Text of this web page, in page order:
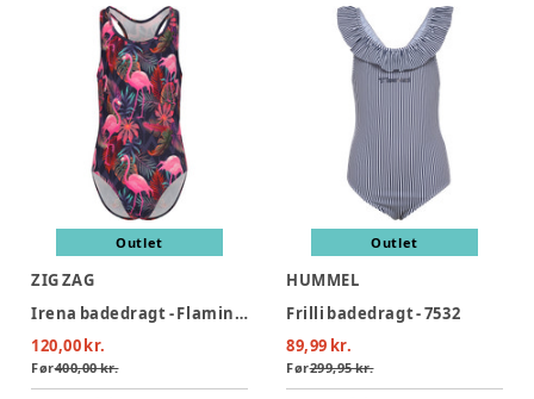
Outlet
ZIG ZAG
Irena badedragt - Flamingo
120,00 kr.
Før400,00 kr.
Outlet
HUMMEL
Frilli badedragt - 7532
89,99 kr.
Før299,95 kr.